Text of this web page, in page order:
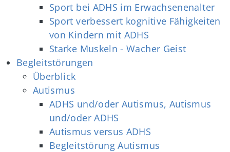
Sport bei ADHS im Erwachsenenalter
Sport verbessert kognitive Fähigkeiten
von Kindern mit ADHS
Starke Muskeln - Wacher Geist
Begleitstörungen
Überblick
Autismus
ADHS und/oder Autismus, Autismus
und/oder ADHS
Autismus versus ADHS
Begleitstörung Autismus